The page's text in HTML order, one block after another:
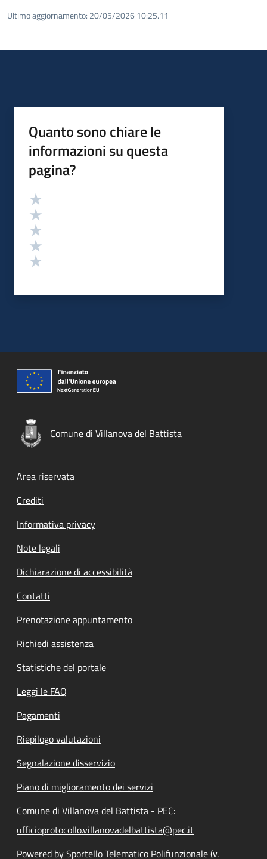
Ultimo aggiornamento: 20/05/2026 10:25.11
Quanto sono chiare le
informazioni su questa
pagina?
Valutazione
Comune di Villanova del Battista
Footer menu
Area riservata
Crediti
Informativa privacy
Note legali
Dichiarazione di accessibilità
Contatti
Prenotazione appuntamento
Richiedi assistenza
Statistiche del portale
Leggi le FAQ
Pagamenti
Riepilogo valutazioni
Segnalazione disservizio
Piano di miglioramento dei servizi
Comune di Villanova del Battista - PEC:
ufficioprotocollo.villanovadelbattista@pec.it
Powered by Sportello Telematico Polifunzionale (v.